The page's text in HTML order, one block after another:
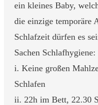
ein kleines Baby,
die einzige temporäre
Schlafzeit dürfen es
Sachen Schlafhygiene:
i. Keine großen
Schlafen
ii. 22h im Bett, 22.30